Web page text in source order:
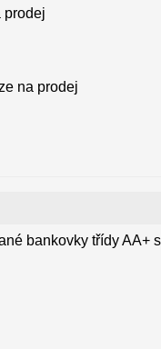
prodej
na prodej
bankovky třídy AA+